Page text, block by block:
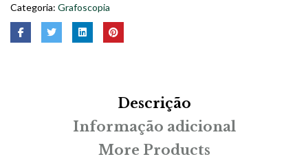
Categoria: Grafoscopia
Descrição
Informação adicional
More Products